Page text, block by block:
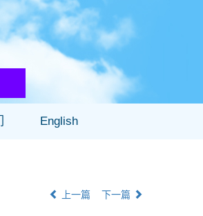
English
上一篇 下一篇